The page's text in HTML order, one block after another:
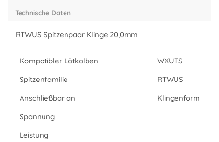
Technische Daten
RTWUS Spitzenpaar Klinge 20,0mm
Kompatibler Lötkolben
WXUTS
Spitzenfamilie
RTWUS
Anschließbar an
Klingenform
Spannung
Leistung